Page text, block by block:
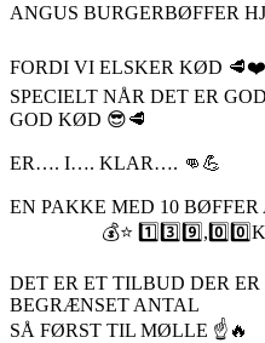
ANGUS BURGERBØFFER
FORDI VI ELSKER KØD 🥩❤️
SPECIELT NÅR DET ER
GOD KØD 😎🥩
ER…. I…. KLAR…. 👊💪
EN PAKKE MED 10
💰⭐️
DET ER ET TILBUD DER
BEGRÆNSET ANTAL
SÅ FØRST TIL MØLLE ☝️🔥